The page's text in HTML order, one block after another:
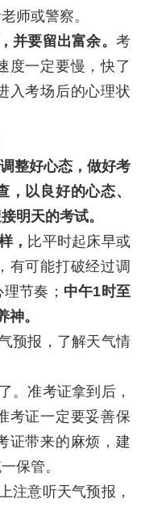
师或警察。
并要留出富余。 考
度一定要慢，快了
入考场后的心理状
整好心态，做好考
以良好的心态、
明天的考试。
， 比平时起床早或
有可能打破经过调
节奏； 中午1时至
。
预报，了解天气情
。准考证拿到后，
考证一定要妥善保
证带来的麻烦，建
保管。
注意听天气预报，